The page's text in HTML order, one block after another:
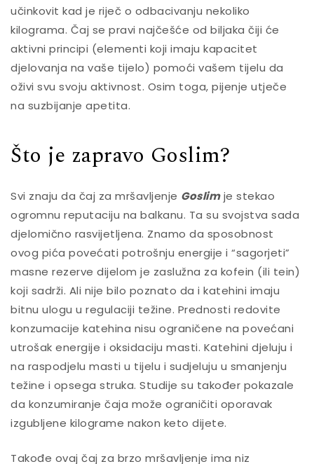
učinkovit kad je riječ o odbacivanju nekoliko
kilograma. Čaj se pravi najčešće od biljaka čiji će
aktivni principi (elementi koji imaju kapacitet
djelovanja na vaše tijelo) pomoći vašem tijelu da
oživi svu svoju aktivnost. Osim toga, pijenje utječe
na suzbijanje apetita.
Što je zapravo Goslim?
Svi znaju da čaj za mršavljenje Goslimje stekao
ogromnu reputaciju na balkanu. Ta su svojstva sada
djelomično rasvijetljena. Znamo da sposobnost
ovog pića povećati potrošnju energije i “sagorjeti”
masne rezerve dijelom je zaslužna za kofein (ili tein)
koji sadrži. Ali nije bilo poznato da i katehini imaju
bitnu ulogu u regulaciji težine. Prednosti redovite
konzumacije katehina nisu ograničene na povećani
utrošak energije i oksidaciju masti. Katehini djeluju i
na raspodjelu masti u tijelu i sudjeluju u smanjenju
težine i opsega struka. Studije su također pokazale
da konzumiranje čaja može ograničiti oporavak
izgubljene kilograme nakon keto dijete.
Cialis si differenzia da altre medicine simili, perché
Takođe ovaj čaj za brzo mršavljenje ima niz